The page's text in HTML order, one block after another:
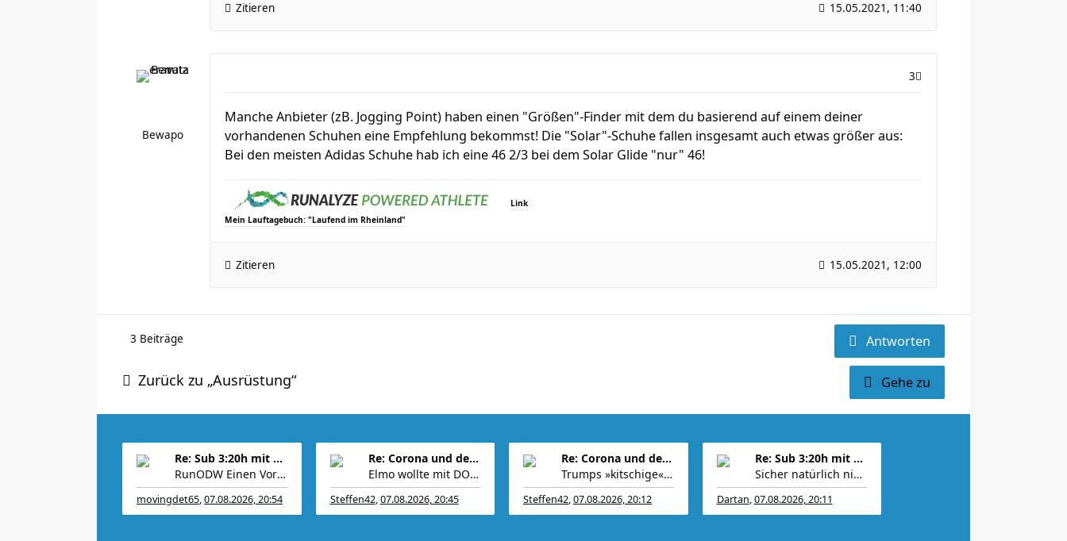
Zitieren 15.05.2021, 11:40
Bewapo
3
Manche Anbieter (zB. Jogging Point) haben einen "Größen"-Finder mit dem du basierend auf einem deiner
vorhandenen Schuhen eine Empfehlung bekommst! Die "Solar"-Schuhe fallen insgesamt auch etwas größer aus:
Bei den meisten Adidas Schuhe hab ich eine 46 2/3 bei dem Solar Glide "nur" 46!
Link
Mein Lauftagebuch: "Laufend im Rheinland"
Zitieren 15.05.2021, 12:00
3 Beiträge Antworten
Zurück zu „Ausrüstung“ Gehe zu
Re: Sub 3:20h mit 3-4 mal Training die Woche machb
RunODW Einen Vorbereitungs-WK 4 Wo. vorher gibt es
movingdet65,07.08.2026, 20:54
Re: Corona und der Sport
Elmo wollte mit DOGE 2 Billionen einsparen. Am End
Steffen42,07.08.2026, 20:45
Re: Corona und der Sport
Trumps »kitschige« Einrichtung erinnert Hillary Cl
Steffen42,07.08.2026, 20:12
Re: Sub 3:20h mit 3-4 mal Training die Woche machb
Sicher natürlich nicht und die Hoffnung stirbt zu
Dartan,07.08.2026, 20:11